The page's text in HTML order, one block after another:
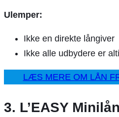
Ulemper:
Ikke en direkte långiver
Ikke alle udbydere er
LÆS MERE OM LÅN
3. L’EASY